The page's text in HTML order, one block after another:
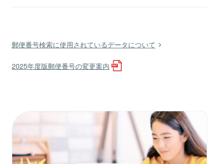
郵便番号検索に使用されているデータについて
2025年度版郵便番号の変更案内